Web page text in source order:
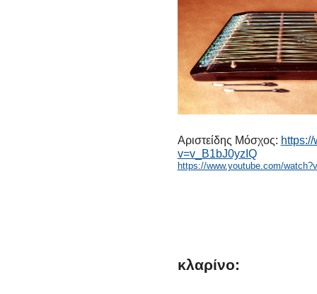
Αριστείδης Μόσχος:
v=v_B1bJ0yzIQ
https://www.youtube.com/
κλαρίνο: